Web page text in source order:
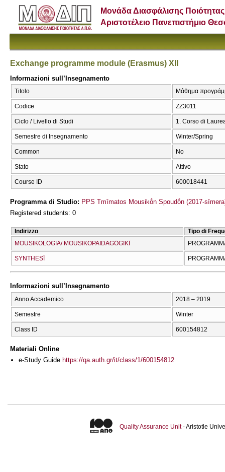
Μονάδα Διασφάλισης Ποιότητας
Αριστοτέλειο Πανεπιστήμιο
Exchange programme module (Erasmus) XII
Informazioni sull’Insegnamento
Titolo Μάθημα
Codice ΖΖ3011
Ciclo / Livello di Studi 1. Corso di
Semestre di Insegnamento Winter/Spring
Common No
Stato Attivo
Course ID 600018441
Programma di Studio: PPS Tmīmatos Mousikṓn Spoudṓn (2017-
Registered students: 0
Indirizzo
Tipo di
MOUSIKOLOGIA/ MOUSIKOPAIDAGŌGIKĪ
SYNTHESĪ
Informazioni sull’Insegnamento
Anno Accademico 2018 – 2019
Semestre Winter
Class ID 600154812
Materiali Online
e-Study Guide https://qa.auth.gr/it/class/1/600154812
Quality Assurance Unit- Aristotle